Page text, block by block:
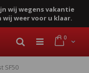
wij wegens vakantie
weer voor u klaar.
Cart
0
Zoek
SF50